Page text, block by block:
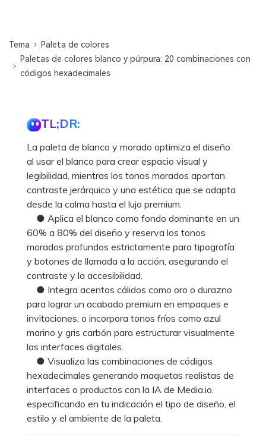
Tema
Paleta de colores
Paletas de colores blanco y púrpura: 20 combinaciones con
códigos hexadecimales
TL;DR:
La paleta de blanco y morado optimiza el diseño
al usar el blanco para crear espacio visual y
legibilidad, mientras los tonos morados aportan
contraste jerárquico y una estética que se adapta
desde la calma hasta el lujo premium.
● Aplica el blanco como fondo dominante en un
60% a 80% del diseño y reserva los tonos
morados profundos estrictamente para tipografía
y botones de llamada a la acción, asegurando el
contraste y la accesibilidad.
● Integra acentos cálidos como oro o durazno
para lograr un acabado premium en empaques e
invitaciones, o incorpora tonos fríos como azul
marino y gris carbón para estructurar visualmente
las interfaces digitales.
● Visualiza las combinaciones de códigos
hexadecimales generando maquetas realistas de
interfaces o productos con la IA de Media.io,
especificando en tu indicación el tipo de diseño, el
estilo y el ambiente de la paleta.